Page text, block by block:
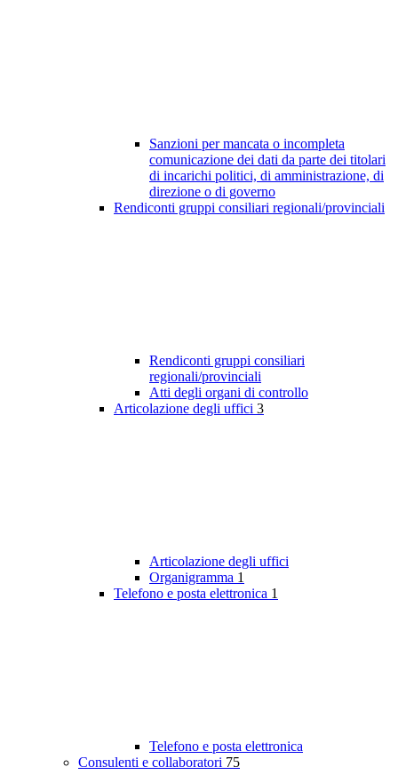
Sanzioni per mancata o incompleta
comunicazione dei dati da parte dei titolari
di incarichi politici, di amministrazione, di
direzione o di governo
Rendiconti gruppi consiliari regionali/provinciali
Rendiconti gruppi consiliari
regionali/provinciali
Atti degli organi di controllo
Articolazione degli uffici 3
Articolazione degli uffici
Organigramma 1
Telefono e posta elettronica 1
Telefono e posta elettronica
Consulenti e collaboratori 75